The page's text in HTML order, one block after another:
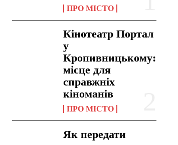
ПРО МІСТО
Кінотеатр Портал
у
Кропивницькому:
місце для
справжніх
кіноманів
ПРО МІСТО
Як передати